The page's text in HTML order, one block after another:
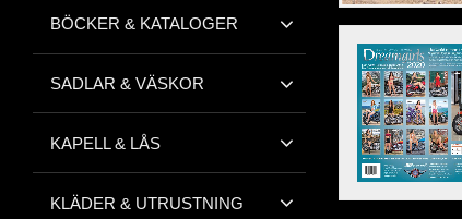
BÖCKER & KATALOGER
SADLAR & VÄSKOR
KAPELL & LÅS
KLÄDER & UTRUSTNING